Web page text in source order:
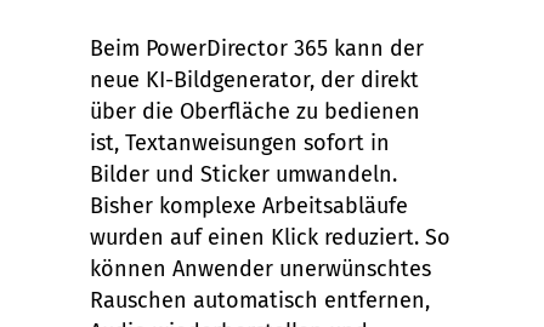
Beim PowerDirector 365 kann der
neue KI-Bildgenerator, der direkt
über die Oberfläche zu bedienen
ist, Textanweisungen sofort in
Bilder und Sticker umwandeln.
Bisher komplexe Arbeitsabläufe
wurden auf einen Klick reduziert. So
können Anwender unerwünschtes
Rauschen automatisch entfernen,